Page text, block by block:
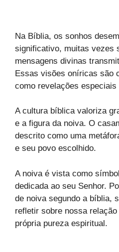
Na Bíblia, os sonhos
significativo, muitas vezes
mensagens divinas
Essas visões oníricas são
como revelações
A cultura bíblica valoriza
e a figura da noiva. O
descrito como uma
e seu povo escolhido.
A noiva é vista como
dedicada ao seu Senhor.
de noiva segundo a bíblia,
refletir sobre nossa
própria pureza espiritual.